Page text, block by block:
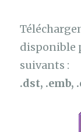
disponible
suivants :
.dst, .emb,